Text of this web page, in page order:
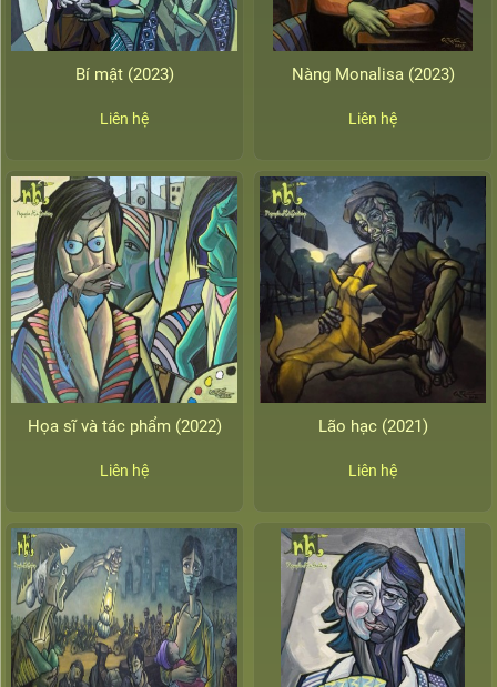
Bí mật (2023)
Liên hệ
Nàng Monalisa (2023)
Liên hệ
Họa sĩ và tác phẩm (2022)
Liên hệ
Lão hạc (2021)
Liên hệ